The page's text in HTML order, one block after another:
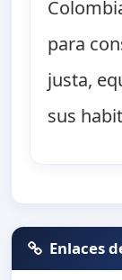
para
justa,
sus
Enlaces